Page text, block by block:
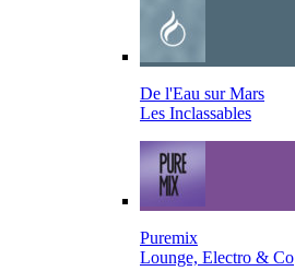
De l'Eau sur Mars
Les Inclassables
Puremix
Lounge, Electro & Co